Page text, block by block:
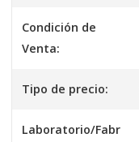
Condición de
Venta:
Tipo de precio:
Laboratorio/Fabr